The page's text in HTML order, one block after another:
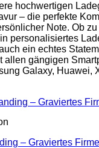
hochwertigen
– die perfekte
Note. Ob
personalisiertes
ein echtes
allen gängigen
Galaxy, Huawei,
– Graviertes